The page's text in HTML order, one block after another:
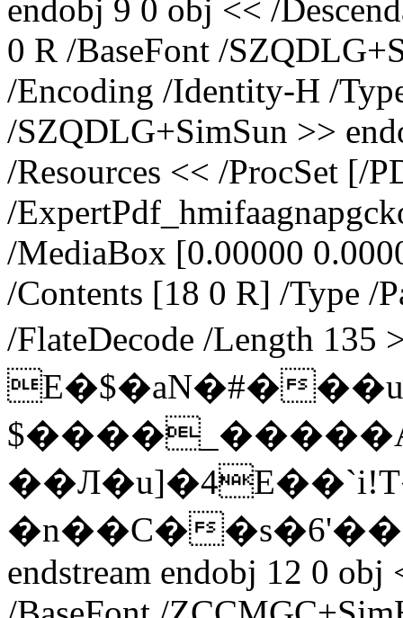
endobj 9 0 obj << /
0 R /BaseFont /
/Encoding /Identity-H /
/SZQDLG+SimSun >>
/Resources << /ProcSet [/
/
/MediaBox [0.00000
/Contents [18 0 R] /Type /
/FlateDecode /Length
E�$�aN�#�
�n��C�
endstream endobj 12 0